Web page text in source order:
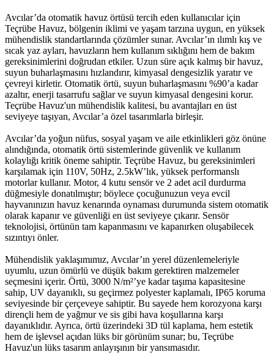
Avcılar’da otomatik havuz örtüsü tercih eden kullanıcılar için
Teçrübe Havuz, bölgenin iklimi ve yaşam tarzına uygun, en yüksek
mühendislik standartlarında çözümler sunar. Avcılar’ın ılımlı kış ve
sıcak yaz ayları, havuzların hem kullanım sıklığını hem de bakım
gereksinimlerini doğrudan etkiler. Uzun süre açık kalmış bir havuz,
suyun buharlaşmasını hızlandırır, kimyasal dengesizlik yaratır ve
çevreyi kirletir. Otomatik örtü, suyun buharlaşmasını %90’a kadar
azaltır, enerji tasarrufu sağlar ve suyun kimyasal dengesini korur.
Teçrübe Havuz'un mühendislik kalitesi, bu avantajları en üst
seviyeye taşıyan, Avcılar’a özel tasarımlarla birleşir.
Avcılar’da yoğun nüfus, sosyal yaşam ve aile etkinlikleri göz önüne
alındığında, otomatik örtü sistemlerinde güvenlik ve kullanım
kolaylığı kritik öneme sahiptir. Teçrübe Havuz, bu gereksinimleri
karşılamak için 110V, 50Hz, 2.5kW’lık, yüksek performanslı
motorlar kullanır. Motor, 4 kutu sensör ve 2 adet acil durdurma
düğmesiyle donatılmıştır; böylece çocuğunuzun veya evcil
hayvanınızın havuz kenarında oynaması durumunda sistem otomatik
olarak kapanır ve güvenliği en üst seviyeye çıkarır. Sensör
teknolojisi, örtünün tam kapanmasını ve kapanırken oluşabilecek
sızıntıyı önler.
Mühendislik yaklaşımımız, Avcılar’ın yerel düzenlemeleriyle
uyumlu, uzun ömürlü ve düşük bakım gerektiren malzemeler
seçmesini içerir. Örtü, 3000 N/m²’ye kadar taşıma kapasitesine
sahip, UV dayanıklı, su geçirmez polyester kaplamalı, IP65 koruma
seviyesinde bir çerçeveye sahiptir. Bu sayede hem korozyona karşı
dirençli hem de yağmur ve sis gibi hava koşullarına karşı
dayanıklıdır. Ayrıca, örtü üzerindeki 3D tül kaplama, hem estetik
hem de işlevsel açıdan lüks bir görünüm sunar; bu, Teçrübe
Havuz'un lüks tasarım anlayışının bir yansımasıdır.